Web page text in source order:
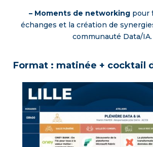
– Moments de networkingpour
échanges et la création de
communauté Data/IA.
Format : matinée + cocktail